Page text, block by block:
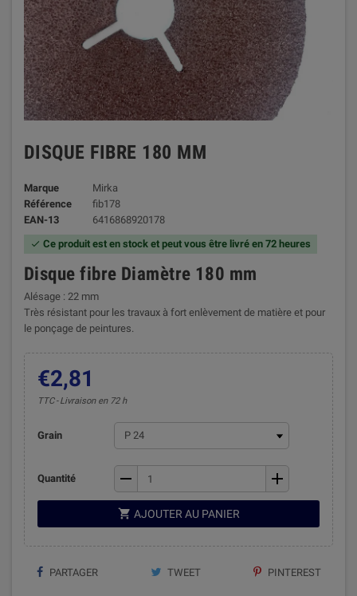
DISQUE FIBRE 180 MM
Marque
Mirka
Référence
fib178
EAN-13
6416868920178
 Ce produit est en stock et peut vous être livré en 72 heures
Disque fibre Diamètre 180 mm
Alésage : 22 mm
Très résistant pour les travaux à fort enlèvement de matière et pour
le ponçage de peintures.
€2,81
TTC Livraison en 72 h
Grain
Quantité remove add
 AJOUTER AU PANIER
PARTAGER TWEET PINTEREST